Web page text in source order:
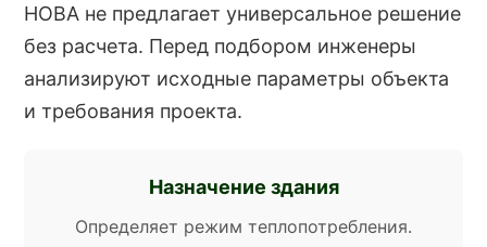
НОВА не предлагает универсальное решение
без расчета. Перед подбором инженеры
анализируют исходные параметры объекта
и требования проекта.
Назначение здания
Определяет режим теплопотребления.